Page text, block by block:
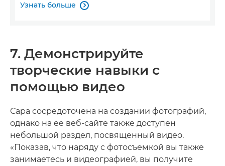
Узнать больше 
7. Демонстрируйте
творческие навыки с
помощью видео
Сара сосредоточена на создании фотографий,
однако на ее веб-сайте также доступен
небольшой раздел, посвященный видео.
«Показав, что наряду с фотосъемкой вы также
занимаетесь и видеографией, вы получите